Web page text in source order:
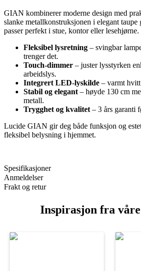
GIAN kombinerer moderne design med
slanke metallkonstruksjonen i elegant
passer perfekt i stue, kontor eller lesehjørne.
Fleksibel lysretning – svingbar
trenger det.
Touch-dimmer – juster lysstyrken
arbeidslys.
Integrert LED-lyskilde – varmt
Stabil og elegant– høyde 130 cm
metall.
Trygghet og kvalitet– 3 års garanti
Lucide GIAN gir deg både funksjon og
fleksibel belysning i hjemmet.
Spesifikasjoner
Anmeldelser
Frakt og retur
Inspirasjon fra